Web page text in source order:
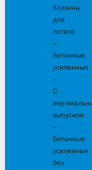
Корзины
для
лотков
–
Бетонные
усиленные
–
С
выпуском
–
Бетонные
усиленные
без